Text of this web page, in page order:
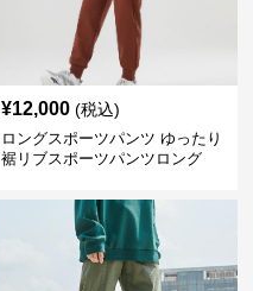
¥12,000 (税込)
ロングスポーツパンツ ゆったり
裾リブスポーツパンツロング